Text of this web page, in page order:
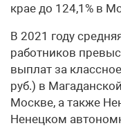
крае до 124,1% в
В 2021 году
работников
выплат за
руб.) в
Москве, а также
Ненецком